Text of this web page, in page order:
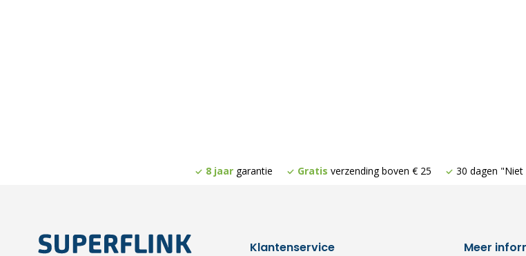
8 jaargarantie Gratis verzending boven € 25 30 dagen "Niet
Klantenservice Meer